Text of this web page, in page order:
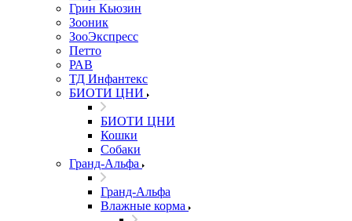
Грин Кьюзин
Зооник
ЗооЭкспресс
Петто
РАВ
ТД Инфантекс
БИОТИ ЦНИ
БИОТИ ЦНИ
Кошки
Собаки
Гранд-Альфа
Гранд-Альфа
Влажные корма